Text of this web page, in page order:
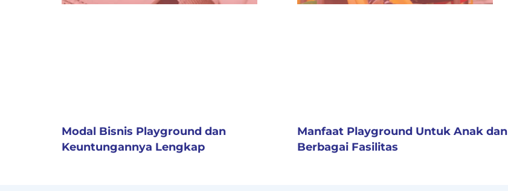
Modal Bisnis Playground dan
Keuntungannya Lengkap
Manfaat Playground Untuk Anak dan
Berbagai Fasilitas